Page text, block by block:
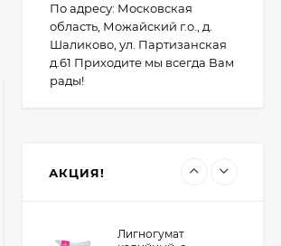
-70
По адресу: Московская
область, Можайский г.о., д.
Шаликово, ул. Партизанская
д.61 Приходите мы всегда Вам
рады!
АКЦИЯ!
светодиодный с
подставкой Uniel
Минисад (Серый)
2 029 руб.
1 700руб.
Лигногумат